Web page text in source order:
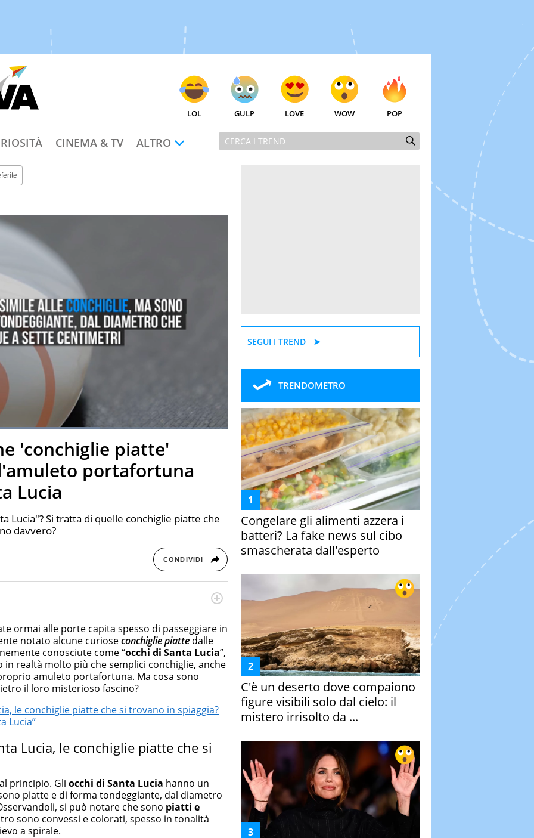
LOL GULP LOVE WOW POP
CINEMA & TV ALTRO
'conchiglie piatte'
portafortuna
Lucia
Lucia"? Si tratta di quelle conchiglie piatte che
davvero?
CONDIVIDI
di integrazione e attivo nel campo della ricerca, in
di America Latina e Spagna. Collabora con
dell'Associazione Culturale "La Biblioteca del Sannio".
ormai alle porte capita spesso di passeggiare in
notato alcune curioseconchiglie piatte dalle
conosciute come “occhi di Santa Lucia”,
realtà molto più che semplici conchiglie, anche
amuleto portafortuna. Ma cosa sono
il loro misterioso fascino?
le conchiglie piatte che si trovano in spiaggia?
Lucia”
Lucia, le conchiglie piatte che si
principio. Gli occhi di Santa Lucia hanno un
piatte e di forma tondeggiante, dal diametro
si può notare che sono piatti e
sono convessi e colorati, spesso in tonalità
a spirale.
SEGUI I TREND
TRENDOMETRO
Congelare gli alimenti azzera i
batteri? La fake news sul cibo
smascherata dall'esperto
C'è un deserto dove compaiono
figure visibili solo dal cielo: il
mistero irrisolto da ...